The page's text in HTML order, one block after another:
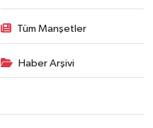
Tüm Manşetler
Haber Arşivi